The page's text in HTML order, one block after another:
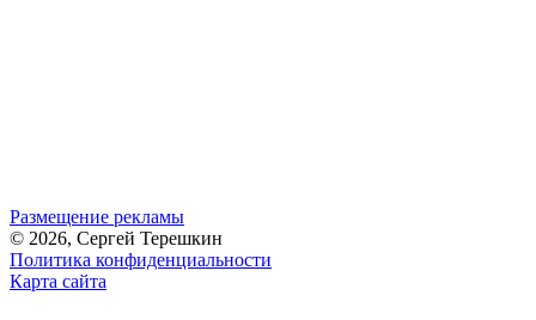
Размещение рекламы
© 2026, Сергей Терешкин
Политика конфиденциальности
Карта сайта